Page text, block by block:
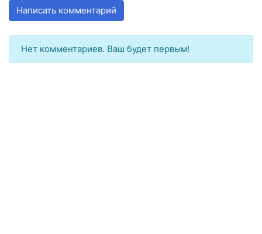
Написать комментарий
Нет комментариев. Ваш будет первым!